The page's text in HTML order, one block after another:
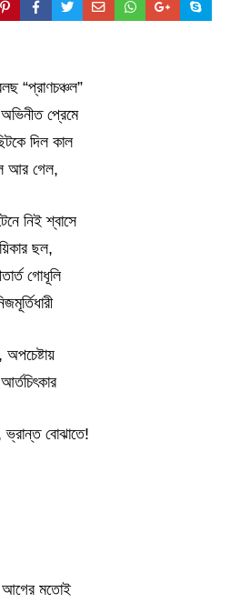
“প্রাণচঞ্চল”
প্রেমে
দিল কাল
আর গেল,
নিই শ্বাসে
ছল,
গোধূলি
বোঝাতে!
আগের মতোই